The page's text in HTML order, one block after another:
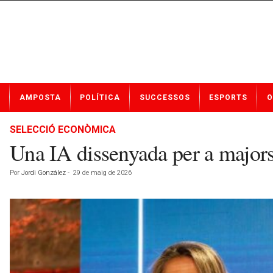
t
AMPOSTA POLÍTICA SUCCESSOS ESPORTS
SELECCIÓ ECONÒMICA
Una IA dissenyada per a
Por Jordi González - 29 de maig de 2026